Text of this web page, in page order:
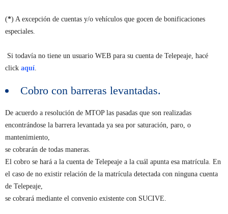
(*) A excepción de cuentas y/o vehículos que gocen de bonificaciones
especiales.
Si todavía no tiene un usuario WEB para su cuenta de Telepeaje, hacé
click aquí.
Cobro con barreras levantadas.
De acuerdo a resolución de MTOP las pasadas que son realizadas
encontrándose la barrera levantada ya sea por saturación, paro, o
mantenimiento,
se cobrarán de todas maneras.
El cobro se hará a la cuenta de Telepeaje a la cuál apunta esa matrícula. En
el caso de no existir relación de la matrícula detectada con ninguna cuenta
de Telepeaje,
se cobrará mediante el convenio existente con SUCIVE.